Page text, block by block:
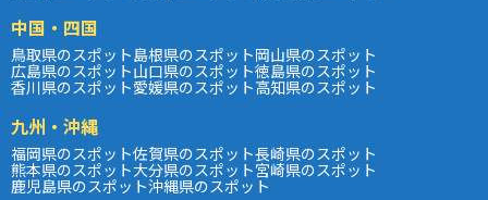
中国・四国
鳥取県のスポット島根県のスポット岡山県のスポット
広島県のスポット山口県のスポット徳島県のスポット
香川県のスポット愛媛県のスポット高知県のスポット
九州・沖縄
福岡県のスポット佐賀県のスポット長崎県のスポット
熊本県のスポット大分県のスポット宮崎県のスポット
鹿児島県のスポット沖縄県のスポット